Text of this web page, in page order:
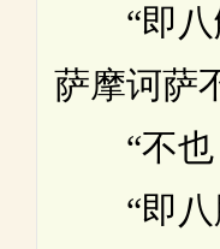
“即八
萨摩诃萨
“不也
“即八